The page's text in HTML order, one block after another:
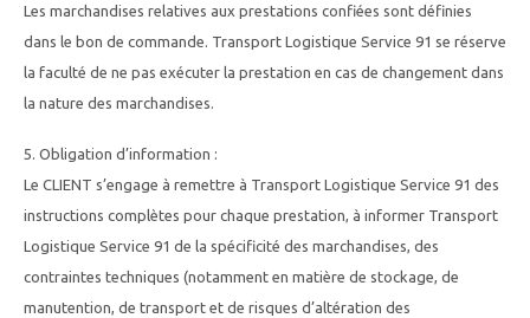
Les marchandises relatives aux prestations confiées sont définies
dans le bon de commande. Transport Logistique Service 91 se réserve
la faculté de ne pas exécuter la prestation en cas de changement dans
la nature des marchandises.
5. Obligation d’information :
Le CLIENT s’engage à remettre à Transport Logistique Service 91 des
instructions complètes pour chaque prestation, à informer Transport
Logistique Service 91 de la spécificité des marchandises, des
contraintes techniques (notamment en matière de stockage, de
manutention, de transport et de risques d’altération des